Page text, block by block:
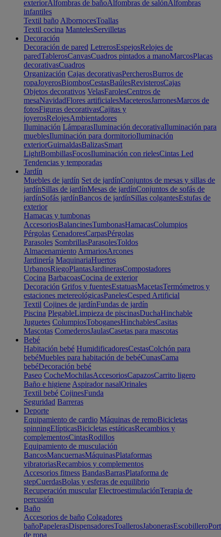
exteriorAlfombras de bañoAlfombras de salónAlfombras
infantiles
Textil baño AlbornocesToallas
Textil cocina MantelesServilletas
Decoración
Decoración de pared LetrerosEspejosRelojes de
paredTablerosCanvasCuadros pintados a manoMarcosPlacas
decorativasCuadros
Organización Cajas decorativasPercherosBurros de
ropaJoyerosBiombosCestasBaúlesRevisterosCajas
Objetos decorativos VelasFarolesCentros de
mesaNavidadFlores artificialesMaceterosJarronesMarcos de
fotosFiguras decorativasCajitas y
joyerosRelojesAmbientadores
Iluminación LámparasIluminación decorativaIluminación para
mueblesIluminación para dormitorioIluminación
exteriorGuirnaldasBalizasSmart
LightBombillasFocosIluminación con rielesCintas Led
Tendencias y temporadas
Jardín
Muebles de jardín Set de jardínConjuntos de mesas y sillas de
jardínSillas de jardínMesas de jardínConjuntos de sofás de
jardínSofás jardínBancos de jardínSillas colgantesEstufas de
exterior
Hamacas y tumbonas
AccesoriosBalancinesTumbonasHamacasColumpios
Pérgolas CenadoresCarpasPérgolas
Parasoles SombrillasParasolesToldos
Almacenamiento ArmariosArcones
Jardinería MaquinariaHuertos
UrbanosRiegoPlantasJardinerasCompostadores
Cocina BarbacoasCocina de exterior
Decoración Grifos y fuentesEstatuasMacetasTermómetros y
estaciones metereológicasPanelesCesped Artificial
Textil Cojines de jardínFundas de jardín
Piscina PlegableLimpieza de piscinasDuchaHinchable
Juguetes ColumpiosToboganesHinchablesCasitas
Mascotas ComederosJaulasCasetas para mascotas
Bebé
Habitación bebé HumidificadoresCestasColchón para
bebéMuebles para habitación de bebéCunasCama
bebéDecoración bebé
Paseo CocheMochilasAccesoriosCapazosCarrito ligero
Baño e higiene Aspirador nasalOrinales
Textil bebé CojinesFunda
Seguridad Barreras
Deporte
Equipamiento de cardio Máquinas de remoBicicletas
spinningElípticasBicicletas estáticasRecambios y
complementosCintasRodillos
Equipamiento de musculación
BancosMancuernasMáquinasPlataformas
vibratoriasRecambios y complementos
Accesorios fitness BandasBarrasPlataforma de
stepCuerdasBolas y esferas de equilibrio
Recuperación muscular ElectroestimulaciónTerapia de
percusión
Baño
Accesorios de baño Colgadores
bañoPapelerasDispensadoresToallerosJabonerasEscobillero
de ropa